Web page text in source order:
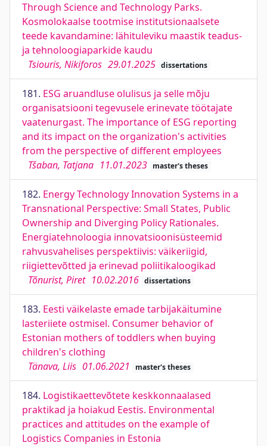
Through Science and Technology Parks.
Kosmolokaalse tootmise institutsionaalsete
teede kavandamine: lähituleviku maastik teadus-
ja tehnoloogiaparkide kaudu
Tsiouris, Nikiforos 29.01.2025 dissertations
181. ESG aruandluse olulisus ja selle mõju
organisatsiooni tegevusele erinevate töötajate
vaatenurgast. The importance of ESG reporting
and its impact on the organization's activities
from the perspective of different employees
Tšaban, Tatjana 11.01.2023 master's theses
182. Energy Technology Innovation Systems in a
Transnational Perspective: Small States, Public
Ownership and Diverging Policy Rationales.
Energiatehnoloogia innovatsioonisüsteemid
rahvusvahelises perspektiivis: väikeriigid,
riigiettevõtted ja erinevad poliitikaloogikad
Tõnurist, Piret 10.02.2016 dissertations
183. Eesti väikelaste emade tarbijakäitumine
lasteriiete ostmisel. Consumer behavior of
Estonian mothers of toddlers when buying
children's clothing
Tänava, Liis 01.06.2021 master's theses
184. Logistikaettevõtete keskkonnaalased
praktikad ja hoiakud Eestis. Environmental
practices and attitudes on the example of
Logistics Companies in Estonia